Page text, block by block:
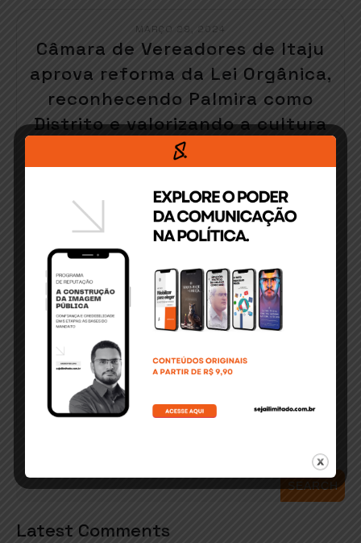
MARÇO 29, 2024
Câmara de Vereadores de Itaju
aprova reforma da Lei Orgânica,
reconhecendo Palmira como
Distrito e valorizando a cultura
indígena
Na tarde de terça-feira (26), a Câmara de
Vereadores de[…]
READ MORE
SEARCH
Latest Comments